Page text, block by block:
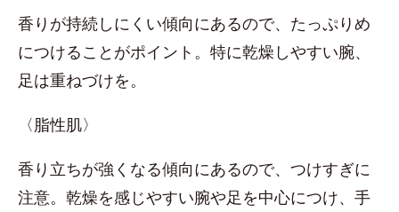
香りが持続しにくい傾向にあるので、たっぷりめ
につけることがポイント。特に乾燥しやすい腕、
足は重ねづけを。
〈脂性肌〉
香り立ちが強くなる傾向にあるので、つけすぎに
注意。乾燥を感じやすい腕や足を中心につけ、手